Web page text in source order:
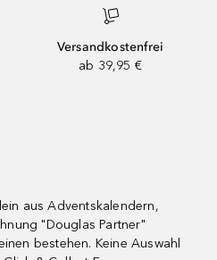
Versandkostenfrei
ab 39,95 €
aus Adventskalendern,
"Douglas Partner"
bestehen. Keine Auswahl